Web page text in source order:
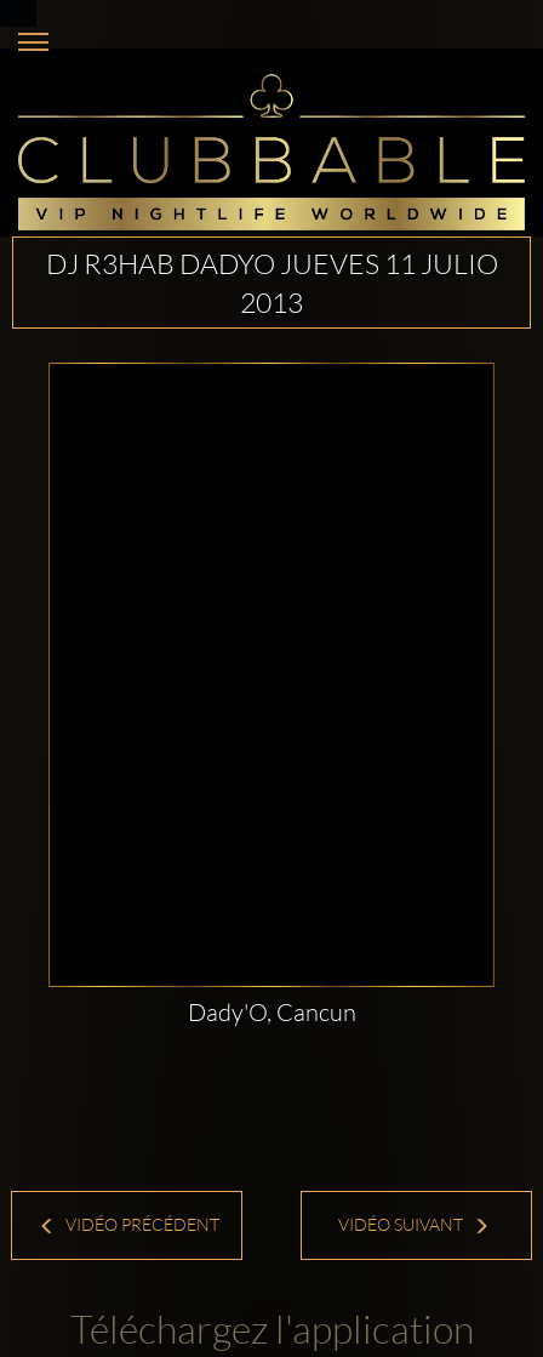
DJ R3HAB DADYO JUEVES 11 JULIO
2013
Dady'O, Cancun
VIDÉO PRÉCÉDENT VIDÉO SUIVANT
Téléchargez l'application